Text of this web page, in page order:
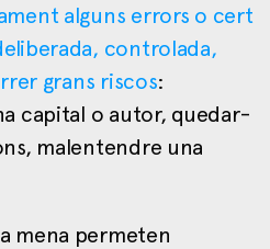
alguns errors o cert
controlada,
grans riscos:
capital o autor, quedar-
malentendre una
mena permeten